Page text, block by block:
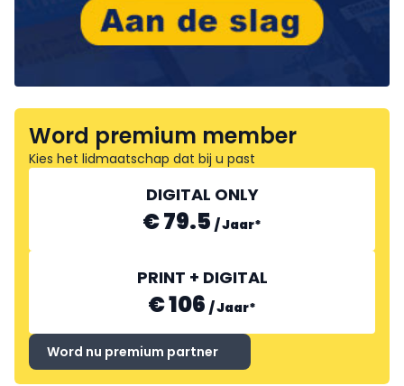
Word premium member
Kies het lidmaatschap dat bij u past
DIGITAL ONLY
€ 79.5 /Jaar*
PRINT + DIGITAL
€ 106 /Jaar*
Word nu premium partner